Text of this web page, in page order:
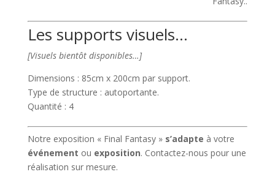
Les supports visuels…
[Visuels bientôt disponibles…]
Dimensions : 85cm x 200cm par support.
Type de structure : autoportante.
Quantité : 4
Notre exposition « Final Fantasy » s’adapte à votre
événement ou exposition. Contactez-nous pour une
réalisation sur mesure.